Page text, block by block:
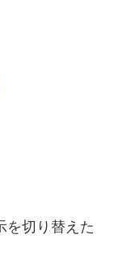
を切り替えた